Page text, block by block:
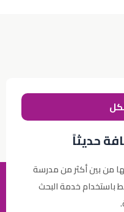
حديثاً
من بين أكثر من مدرسة
باستخدام خدمة البحث